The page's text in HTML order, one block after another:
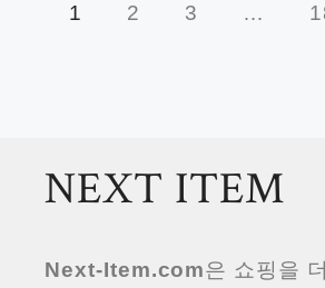
1 2 3 …
NEXT ITEM
Next-Item.com은 쇼핑을